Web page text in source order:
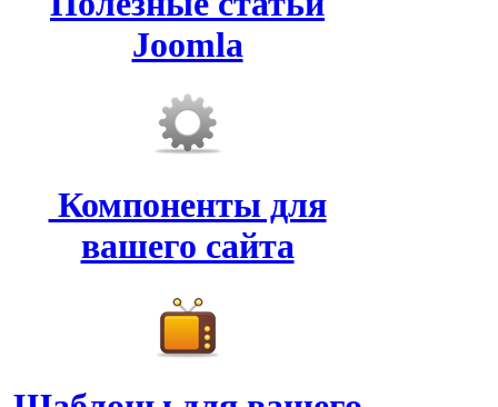
Joomla
Компоненты для
вашего сайта